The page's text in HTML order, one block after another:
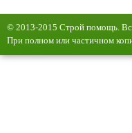
© 2013-2015 Строй помощь.
При полном или частичном